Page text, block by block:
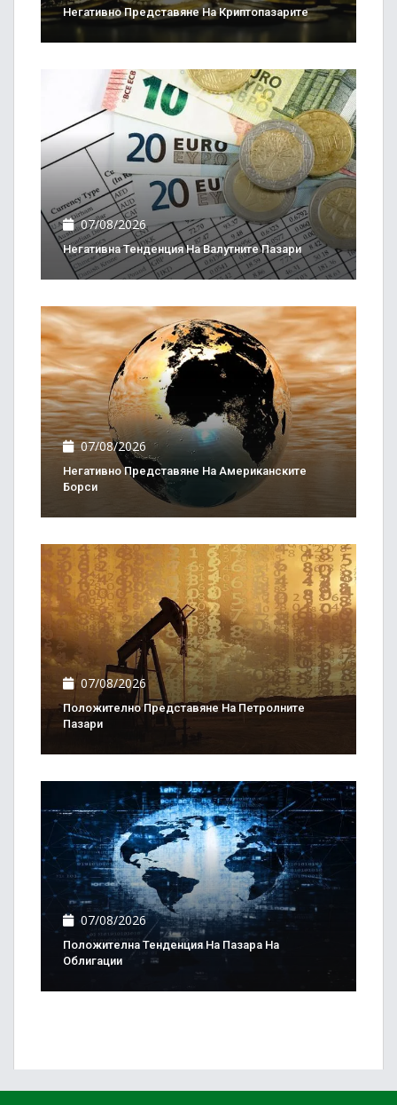
Негативно Представяне На Криптопазарите
07/08/2026
Негативна Тенденция На Валутните Пазари
07/08/2026
Негативно Представяне На Американските
Борси
07/08/2026
Положително Представяне На Петролните
Пазари
07/08/2026
Положителна Тенденция На Пазара На
Облигации